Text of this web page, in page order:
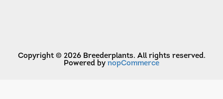
Copyright © 2026 Breederplants. All rights reserved.
Powered by nopCommerce